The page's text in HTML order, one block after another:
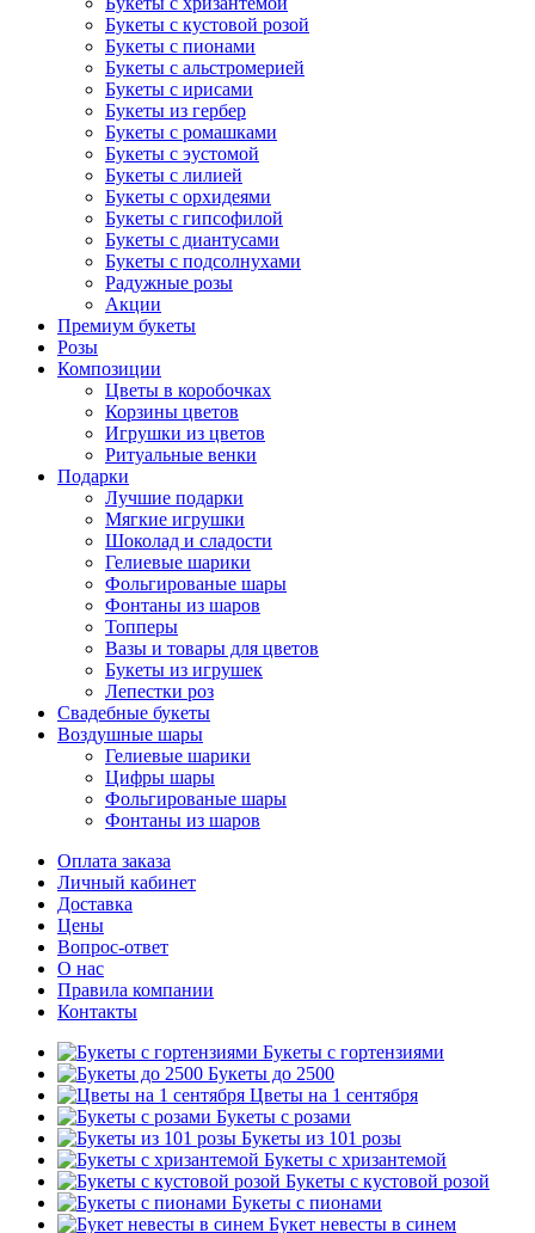
Букеты с кустовой розой
Букеты с пионами
Букеты с альстромерией
Букеты с ирисами
Букеты из гербер
Букеты с ромашками
Букеты с эустомой
Букеты с лилией
Букеты с орхидеями
Букеты с гипсофилой
Букеты с диантусами
Букеты с подсолнухами
Радужные розы
Акции
Премиум букеты
Розы
Композиции
Цветы в коробочках
Корзины цветов
Игрушки из цветов
Ритуальные венки
Подарки
Лучшие подарки
Мягкие игрушки
Шоколад и сладости
Гелиевые шарики
Фольгированые шары
Фонтаны из шаров
Топперы
Вазы и товары для цветов
Букеты из игрушек
Лепестки роз
Свадебные букеты
Воздушные шары
Гелиевые шарики
Цифры шары
Фольгированые шары
Фонтаны из шаров
Оплата заказа
Личный кабинет
Доставка
Цены
Вопрос-ответ
О нас
Правила компании
Контакты
Букеты с гортензиями
Букеты до 2500
Цветы на 1 сентября
Букеты с розами
Букеты из 101 розы
Букеты с хризантемой
Букеты с кустовой розой
Букеты с пионами
Букет невесты в синем